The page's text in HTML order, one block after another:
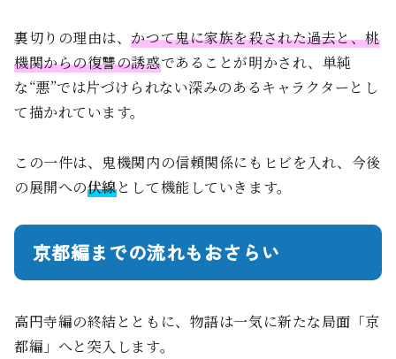
裏切りの理由は、かつて鬼に家族を殺された過去と、桃
機関からの復讐の誘惑であることが明かされ、単純
な“悪”では片づけられない深みのあるキャラクターとし
て描かれています。
この一件は、鬼機関内の信頼関係にもヒビを入れ、今後
の展開への伏線として機能していきます。
京都編までの流れもおさらい
高円寺編の終結とともに、物語は一気に新たな局面「京
都編」へと突入します。